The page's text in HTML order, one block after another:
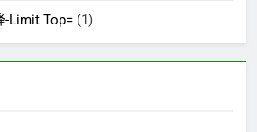
-Limit Top= (1)